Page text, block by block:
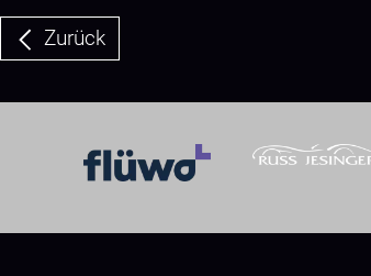
Zurück